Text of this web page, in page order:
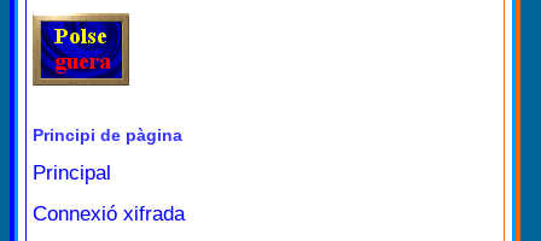
Principi de pàgina
Principal
Connexió xifrada